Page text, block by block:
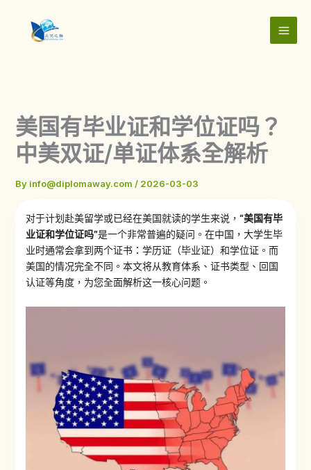
content
美国有毕业证和学位证吗？
中美双证/单证体系全解析
By info@diplomaway.com / 2026-03-03
对于计划赴美留学或已经在美国就读的学生来说， “美国有毕
业证和学位证吗”是一个非常普遍的疑问。在中国，大学生毕
业时通常会拿到两个证书：学历证（毕业证）和学位证。而
美国的情况完全不同。本文将从教育体系、证书类型、回国
认证等角度，为您全面解析这一核心问题。